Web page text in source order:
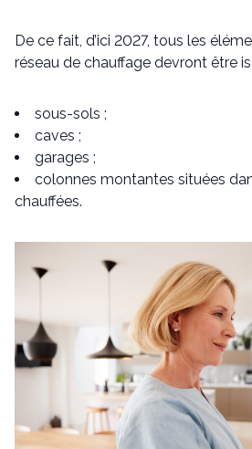
De ce fait, d’ici 2027, tous les
réseau de chauffage devront être
sous-sols ;
caves ;
garages ;
colonnes montantes situées
chauffées.